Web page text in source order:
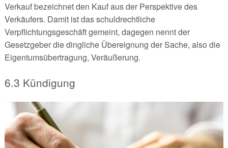
Verkauf bezeichnet den Kauf aus der Perspektive des
Verkäufers. Damit ist das schuldrechtliche
Verpflichtungsgeschäft gemeint, dagegen nennt der
Gesetzgeber die dingliche Übereignung der Sache, also die
Eigentumsübertragung, Veräußerung.
6.3 Kündigung